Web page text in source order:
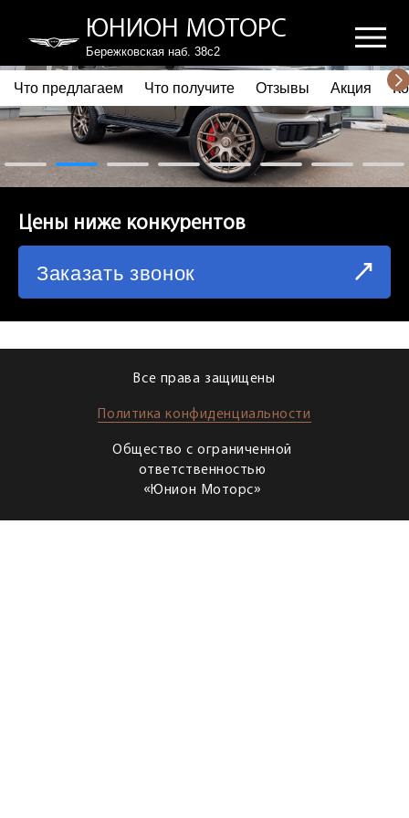
ЮНИОН МОТОРС
Бережковская наб. 38с2
ПОЧЕМУ ВЫБИРАЮТ НАС
ЧТО ПРЕДЛАГАЕМ
ЧТО ПОЛУЧИТЕ
СХЕМА ПРОЕЗДА
Что предлагаем Что получите Отзывы Акция
Цены ниже конкурентов
Заказать звонок
Все права защищены
Политика конфиденциальности
Общество с ограниченной
ответственностью
«Юнион Моторс»